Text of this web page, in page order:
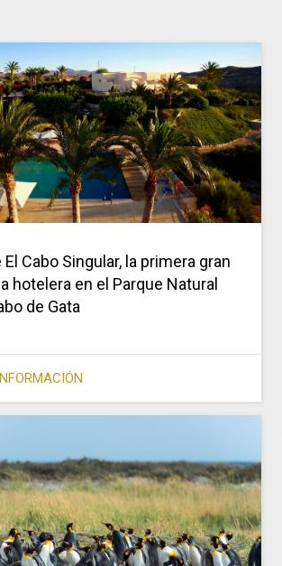
El Cabo Singular, la primera gran
hotelera en el Parque Natural
de Gata